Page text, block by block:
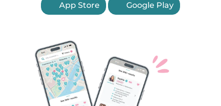
App Store Google Play